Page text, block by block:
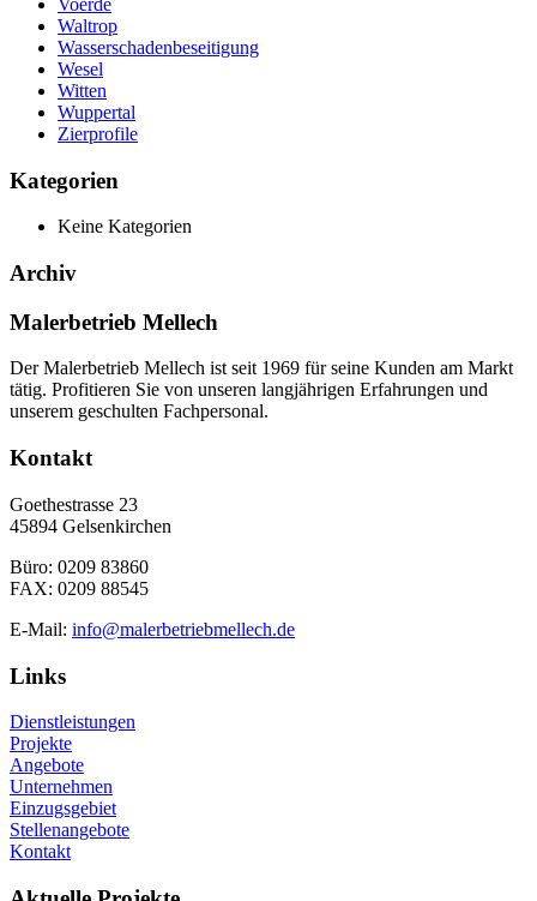
Waltrop
Wasserschadenbeseitigung
Wesel
Witten
Wuppertal
Zierprofile
Kategorien
Keine Kategorien
Archiv
Malerbetrieb Mellech
Der Malerbetrieb Mellech ist seit 1969 für seine Kunden am Markt
tätig. Profitieren Sie von unseren langjährigen Erfahrungen und
unserem geschulten Fachpersonal.
Kontakt
Goethestrasse 23
45894 Gelsenkirchen
Büro: 0209 83860
FAX: 0209 88545
E-Mail: info@malerbetriebmellech.de
Links
Dienstleistungen
Projekte
Angebote
Unternehmen
Einzugsgebiet
Stellenangebote
Kontakt